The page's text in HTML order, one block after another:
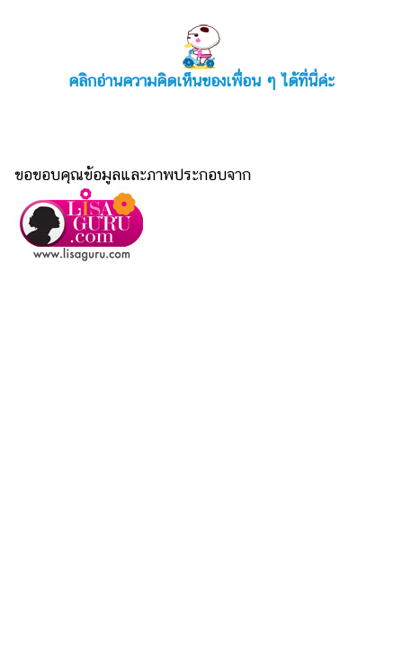
คลิกอ่านความคิดเห็นของเพื่อน ๆ ได้ที่นี่ค่ะ
ขอขอบคุณข้อมูลและภาพประกอบจาก